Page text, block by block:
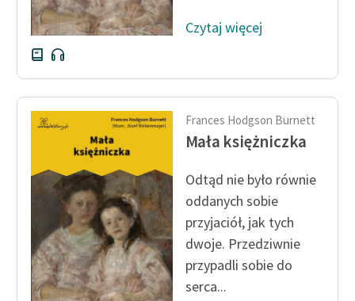
Czytaj więcej
Frances Hodgson Burnett
Mała księżniczka
Odtąd nie było równie
oddanych sobie
przyjaciół, jak tych
dwoje. Przedziwnie
przypadli sobie do
serca...